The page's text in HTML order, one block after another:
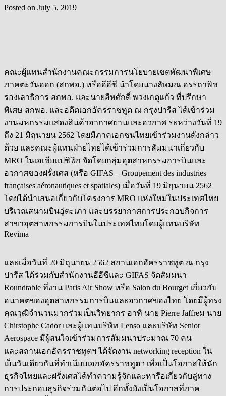
Posted on July 5, 2019
คณะผู้แทนสำนักงานคณะกรรมการนโยบายเขตพัฒนาพิเศษ
ภาคตะวันออก (สกพอ.) หรืออีอีซี นำโดยนางลัษมณ อรรถาพิช
รองเลาธิการ สกพอ. และนายสีหศักดิ์ พวงเกตุแก้ว ที่ปรึกษา
พิเศษ สกพอ. และอดีตเอกอัครราชทูต ณ กรุงปารีส ได้เข้าร่วม
งานมหกรรมแสดงสินค้าอากาศยานและอวกาศ ระหว่างวันที่ 19
ถึง 21 มิถุนายน 2562 โดยมีภาคเอกชนไทยเข้าร่วมงานดังกล่าว
ด้วย และคณะผู้แทนฝ่ายไทยได้เข้าร่วมการสัมมนาเกี่ยวกับ
MRO ในเอเชียแปซิฟิก จัดโดยกลุ่มอุตสาหกรรมการบินและ
อวกาศของฝรั่งเศส (หรือ GIFAS – Groupement des industries
françaises aéronautiques et spatiales) เมื่อวันที่ 19 มิถุนายน 2562
โดยได้นำเสนอเกี่ยวกับโครงการ MRO แห่งใหม่ในประเทศไทย
บริเวณสนามบินอู่ตะเภา และบรรยากาศการประกอบกิจการ
สาขาอุตสาหกรรมการบินในประเทศไทยโดยผู้แทนบริษัท
Revima
และเมื่อวันที่ 20 มิถุนายน 2562 สถานเอกอัครราชทูต ณ กรุง
ปารีส ได้ร่วมกับสำนักงานอีอีซีและ GIFAS จัดสัมมนา
Roundtable ที่งาน Paris Air Show หรือ Salon du Bourget เกี่ยวกับ
อนาคตของอุตสาหกรรมการบินและอวกาศของไทย โดยมีผู้ทรง
คุณวุฒิจำนวนมากร่วมเป็นวิทยากร อาทิ นาย Pierre Jaffreม นาย
Chirstophe Cador และผู้แทนบริษัท Lenso และบริษัท Senior
Aerospace มีผู้สนใจเข้าร่วมการสัมมนาประมาณ 70 คน
และสถานเอกอัครราชทูตฯ ได้จัดงาน networking reception ใน
เย็นวันเดียวกันที่ทำเนียบเอกอัครราชทูตฯ เพื่อเป็นโอกาสให้นัก
ธุรกิจไทยและฝรั่งเศสได้ทำความรู้จักและหารือเกี่ยวกับลู่ทาง
การประกอบธุรกิจร่วมกันต่อไป อีกทั้งยังเป็นโอกาสที่ภาค